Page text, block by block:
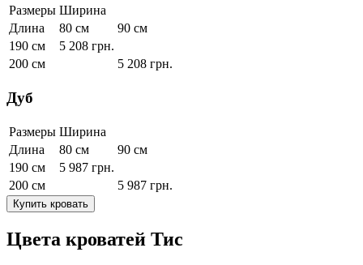
Размеры Ширина
Длина
80 см
90 см
190 см
5 208 грн.
200 см
5 208 грн.
Дуб
Размеры Ширина
Длина
80 см
90 см
190 см
5 987 грн.
200 см
5 987 грн.
Купить кровать
Цвета кроватей Тис